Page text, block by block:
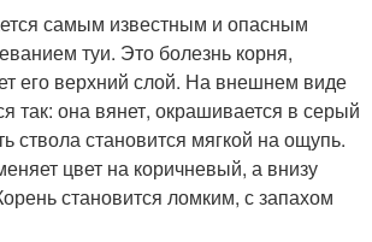
самым известным и опасным
туи. Это болезнь корня,
его верхний слой. На внешнем виде
так: она вянет, окрашивается в серый
ствола становится мягкой на ощупь.
цвет на коричневый, а внизу
становится ломким, с запахом